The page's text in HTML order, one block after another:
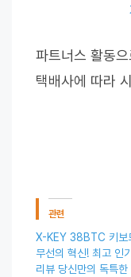
파트너스 활동
택배사에 따라
관련
X-KEY 38BTC 키보
무선의 혁신! 최고 인
리뷰 당신만의 독특한